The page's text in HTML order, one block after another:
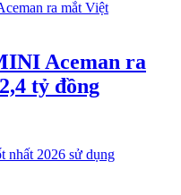
Aceman ra
tỷ đồng